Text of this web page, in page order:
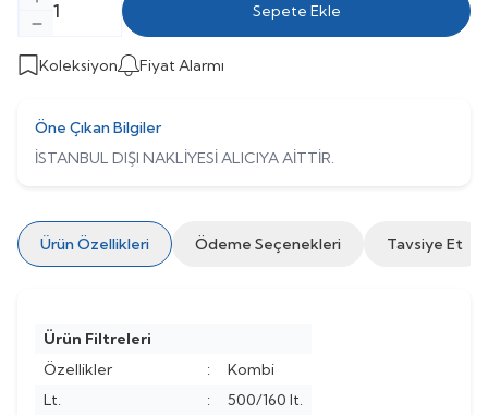
Sepete Ekle
Koleksiyon Fiyat Alarmı
Öne Çıkan Bilgiler
İSTANBUL DIŞI NAKLİYESİ ALICIYA AİTTİR.
Ürün Özellikleri Ödeme Seçenekleri Tavsiye Et
Ürün Filtreleri
Özellikler
:
Kombi
Lt.
:
500/160 lt.